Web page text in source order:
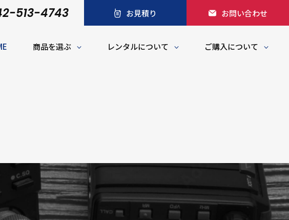
513-4743 お見積り お問い合わせ
商品を選ぶ レンタルについて ご購入について